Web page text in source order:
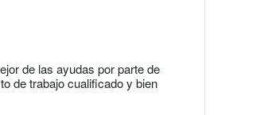
de las ayudas por parte de
de trabajo cualificado y bien